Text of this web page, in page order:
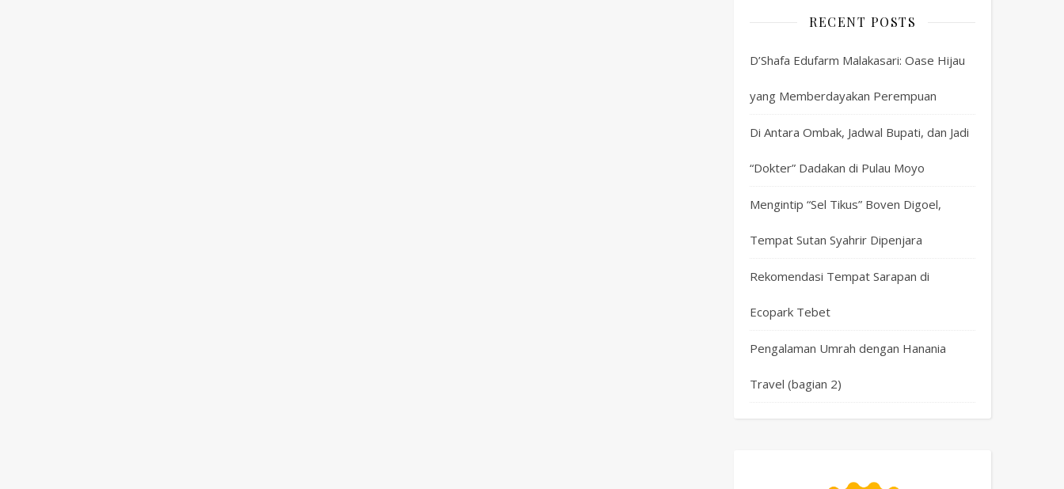
RECENT POSTS
D’Shafa Edufarm Malakasari: Oase Hijau
yang Memberdayakan Perempuan
Di Antara Ombak, Jadwal Bupati, dan Jadi
“Dokter” Dadakan di Pulau Moyo
Mengintip “Sel Tikus” Boven Digoel,
Tempat Sutan Syahrir Dipenjara
Rekomendasi Tempat Sarapan di
Ecopark Tebet
Pengalaman Umrah dengan Hanania
Travel (bagian 2)